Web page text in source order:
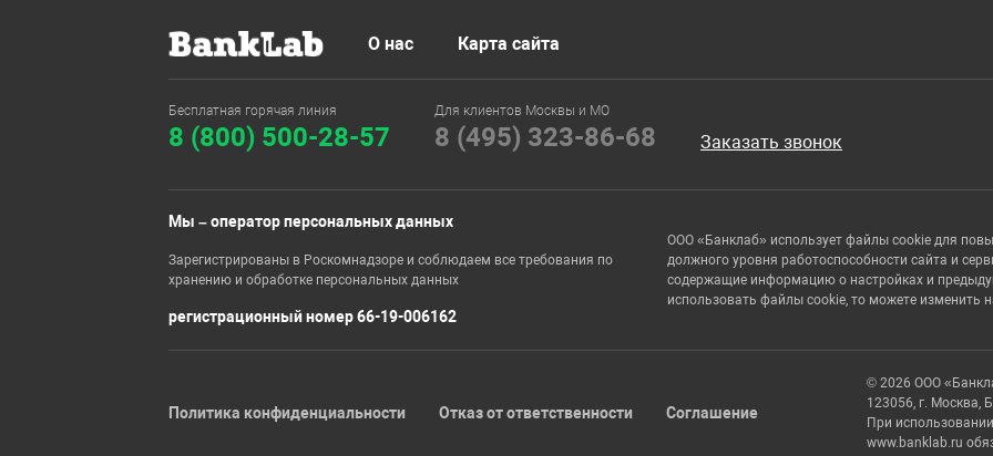
О нас Карта сайта
Бесплатная горячая линия
8 (800) 500-28-57
Для клиентов Москвы и МО
8 (495) 323-86-68 Заказать звонок
Мы – оператор персональных данных
Зарегистрированы в Роскомнадзоре и соблюдаем все требования по
хранению и обработке персональных данных
регистрационный номер 66-19-006162
ООО «Банклаб» использует файлы cookie для
должного уровня работоспособности сайта и
содержащие информацию о настройках и
использовать файлы cookie, то можете изменить
Политика конфиденциальности Отказ от ответственности Соглашение
© 2026 ООО
123056, г. Москва,
При
www.banklab.ru